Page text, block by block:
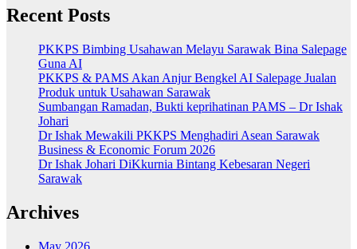
Recent Posts
PKKPS Bimbing Usahawan Melayu Sarawak Bina Salepage
Guna AI
PKKPS & PAMS Akan Anjur Bengkel AI Salepage Jualan
Produk untuk Usahawan Sarawak
Sumbangan Ramadan, Bukti keprihatinan PAMS – Dr Ishak
Johari
Dr Ishak Mewakili PKKPS Menghadiri Asean Sarawak
Business & Economic Forum 2026
Dr Ishak Johari DiKkurnia Bintang Kebesaran Negeri
Sarawak
Archives
May 2026